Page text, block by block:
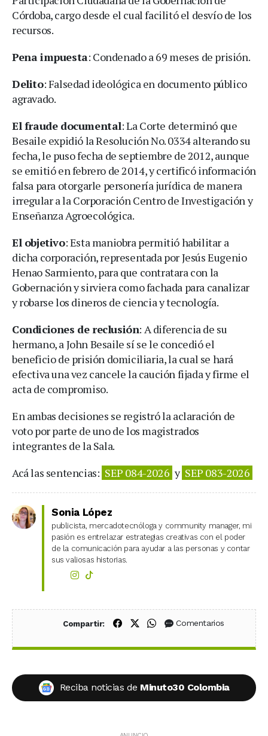
Córdoba, cargo desde el cual facilitó el desvío de los
recursos.
Pena impuesta: Condenado a 69 meses de prisión.
Delito: Falsedad ideológica en documento público
agravado.
El fraude documental: La Corte determinó que
Besaile expidió la Resolución No. 0334 alterando su
fecha, le puso fecha de septiembre de 2012, aunque
se emitió en febrero de 2014, y certificó información
falsa para otorgarle personería jurídica de manera
irregular a la Corporación Centro de Investigación y
Enseñanza Agroecológica.
El objetivo: Esta maniobra permitió habilitar a
dicha corporación, representada por Jesús Eugenio
Henao Sarmiento, para que contratara con la
Gobernación y sirviera como fachada para canalizar
y robarse los dineros de ciencia y tecnología.
Condiciones de reclusión: A diferencia de su
hermano, a John Besaile sí se le concedió el
beneficio de prisión domiciliaria, la cual se hará
efectiva una vez cancele la caución fijada y firme el
acta de compromiso.
En ambas decisiones se registró la aclaración de
voto por parte de uno de los magistrados
integrantes de la Sala.
Acá las sentencias: SEP 084-2026 y SEP 083-2026
Sonia López
publicista, mercadotecnóloga y community manager, mi
pasión es entrelazar estrategias creativas con el poder
de la comunicación para ayudar a las personas y contar
sus valiosas historias.
Compartir: Compartir en Facebook
Compartir en X (Twitter)
Compartir en WhatsApp
Comentarios
Reciba noticias de Minuto30 Colombia